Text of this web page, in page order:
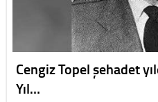
Cengiz Topel şehadet
Yıl…